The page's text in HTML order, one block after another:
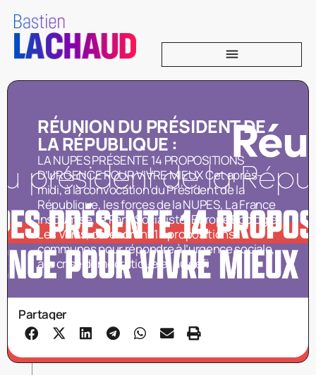
RÉUNION DU PRÉSIDENT DE
LA RÉPUBLIQUE :
LA NUPES PRÉSENTE 14 PROPOSITIONS
D’URGENCE POUR VIVRE MIEUX Cet après-
midi, à la convocation du Président de la
République, les forces de la NUPES, La France
insoumise, le Parti Socialiste, Europe Écologie
Les Verts, défendront 14 propositions
communes pour répondre à l’urgence sociale,
à la crise démocratique et au défi
Partager